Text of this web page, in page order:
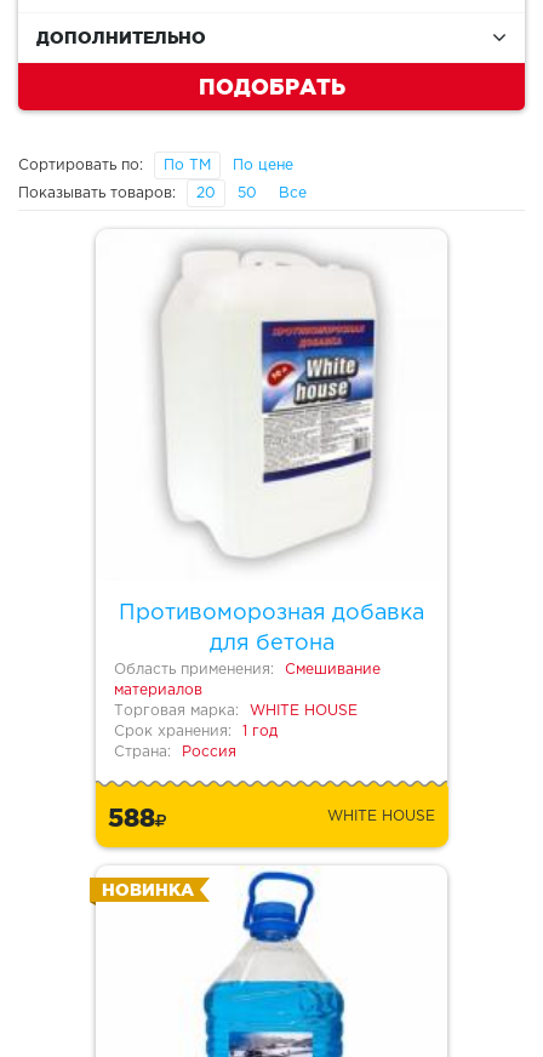
ДОПОЛНИТЕЛЬНО
ПОДОБРАТЬ
Сортировать по: По ТМ По цене
Показывать товаров: 20 50 Все
Противоморозная добавка
для бетона
Область применения:
Смешивание
материалов
Торговая марка:
WHITE HOUSE
Срок хранения:
1 год
Страна:
Россия
588 WHITE HOUSE
НОВИНКА